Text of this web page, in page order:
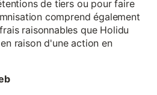
de tiers ou pour faire
comprend également
raisonnables que Holidu
raison d'une action en